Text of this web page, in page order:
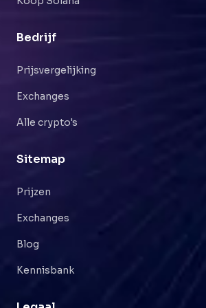
Bedrijf
Prijsvergelijking
Exchanges
Alle crypto's
Sitemap
Prijzen
Exchanges
Blog
Kennisbank